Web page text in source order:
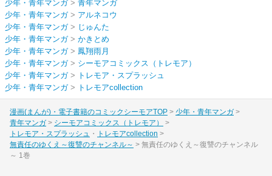
少年・青年マンガ> 青年マンガ
少年・青年マンガ> アルネコウ
少年・青年マンガ> じゅんた
少年・青年マンガ> かきとめ
少年・青年マンガ> 鳳翔雨月
少年・青年マンガ> シーモアコミックス（トレモア）
少年・青年マンガ> トレモア・スプラッシュ
少年・青年マンガ> トレモアcollection
漫画(まんが)・電子書籍のコミックシーモアTOP
少年・青年マンガ
青年マンガ
シーモアコミックス（トレモア）
トレモア・スプラッシュ
トレモアcollection
無責任のゆくえ～復讐のチャンネル～
無責任のゆくえ～復讐のチャンネル
～ 1巻